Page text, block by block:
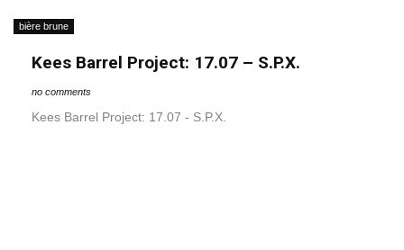
bière brune
Kees Barrel Project: 17.07 – S.P.X.
no comments
Kees Barrel Project: 17.07 - S.P.X.